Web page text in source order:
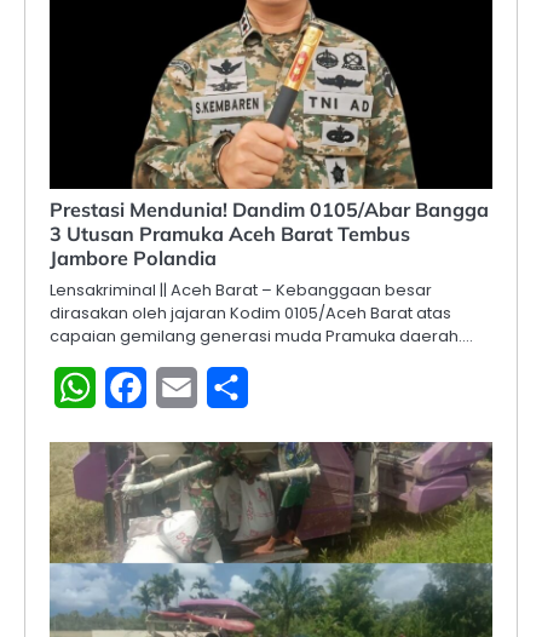
Prestasi Mendunia! Dandim 0105/Abar Bangga
3 Utusan Pramuka Aceh Barat Tembus
Jambore Polandia
Lensakriminal || Aceh Barat – Kebanggaan besar
dirasakan oleh jajaran Kodim 0105/Aceh Barat atas
capaian gemilang generasi muda Pramuka daerah.…
WhatsAppFacebook
Email